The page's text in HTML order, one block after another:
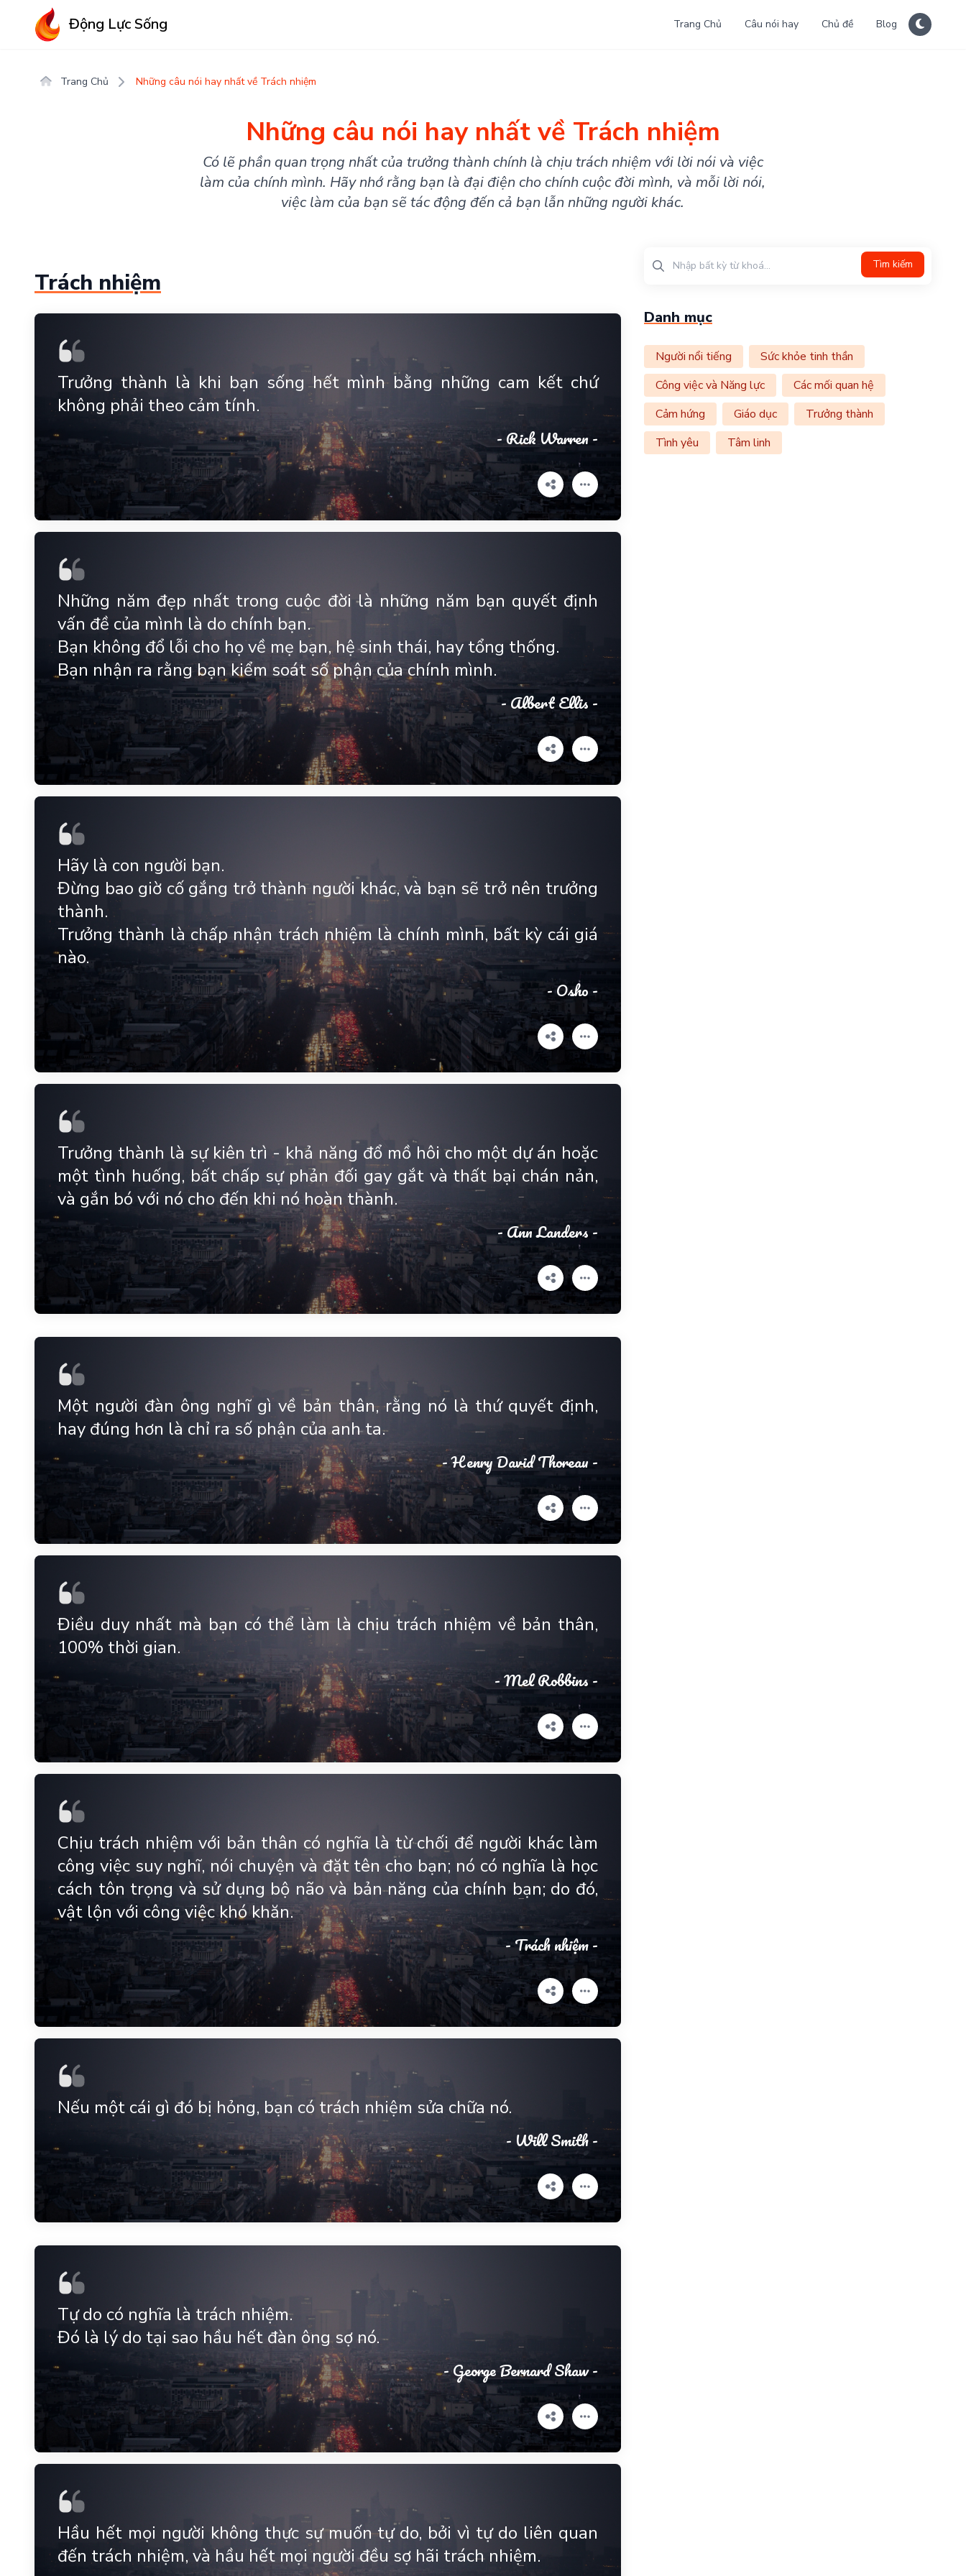
Động Lực Sống Trang Chủ Câu nói hay Chủ đề Blog
Trang Chủ Những câu nói hay nhất về Trách nhiệm
Những câu nói hay nhất về Trách nhiệm
Có lẽ phần quan trọng nhất của trưởng thành chính là chịu trách nhiệm với lời nói và việc
làm của chính mình. Hãy nhớ rằng bạn là đại điện cho chính cuộc đời mình, và mỗi lời nói,
việc làm của bạn sẽ tác động đến cả bạn lẫn những người khác.
Trách nhiệm
Trưởng thành là khi bạn sống hết mình bằng những cam kết chứ
không phải theo cảm tính.
- Rick Warren -
Những năm đẹp nhất trong cuộc đời là những năm bạn quyết định
vấn đề của mình là do chính bạn.
Bạn không đổ lỗi cho họ về mẹ bạn, hệ sinh thái, hay tổng thống.
Bạn nhận ra rằng bạn kiểm soát số phận của chính mình.
- Albert Ellis -
Hãy là con người bạn.
Đừng bao giờ cố gắng trở thành người khác, và bạn sẽ trở nên trưởng
thành.
Trưởng thành là chấp nhận trách nhiệm là chính mình, bất kỳ cái giá
nào.
- Osho -
Trưởng thành là sự kiên trì - khả năng đổ mồ hôi cho một dự án hoặc
một tình huống, bất chấp sự phản đối gay gắt và thất bại chán nản,
và gắn bó với nó cho đến khi nó hoàn thành.
- Ann Landers -
Một người đàn ông nghĩ gì về bản thân, rằng nó là thứ quyết định,
hay đúng hơn là chỉ ra số phận của anh ta.
- Henry David Thoreau -
Điều duy nhất mà bạn có thể làm là chịu trách nhiệm về bản thân,
100% thời gian.
- Mel Robbins -
Chịu trách nhiệm với bản thân có nghĩa là từ chối để người khác làm
công việc suy nghĩ, nói chuyện và đặt tên cho bạn; nó có nghĩa là học
cách tôn trọng và sử dụng bộ não và bản năng của chính bạn; do đó,
vật lộn với công việc khó khăn.
- Trách nhiệm -
Nếu một cái gì đó bị hỏng, bạn có trách nhiệm sửa chữa nó.
- Will Smith -
Tự do có nghĩa là trách nhiệm.
Đó là lý do tại sao hầu hết đàn ông sợ nó.
- George Bernard Shaw -
Hầu hết mọi người không thực sự muốn tự do, bởi vì tự do liên quan
đến trách nhiệm, và hầu hết mọi người đều sợ hãi trách nhiệm.
Tìm kiếm
Danh mục
Người nổi tiếng
Sức khỏe tinh thần
Công việc và Năng lực
Các mối quan hệ
Cảm hứng
Giáo dục
Trưởng thành
Tình yêu
Tâm linh